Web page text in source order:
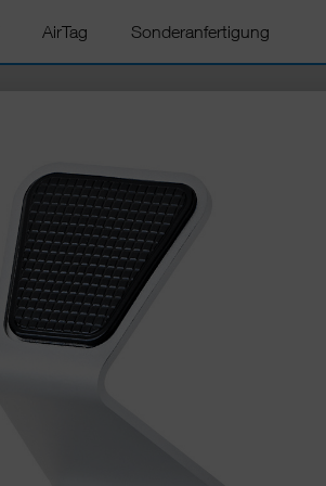
AirTag Sonderanfertigung